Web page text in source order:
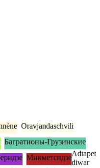
Oravjandaschvili
Багратионы-Грузинские
МикметсидзеAdtapet
diwar